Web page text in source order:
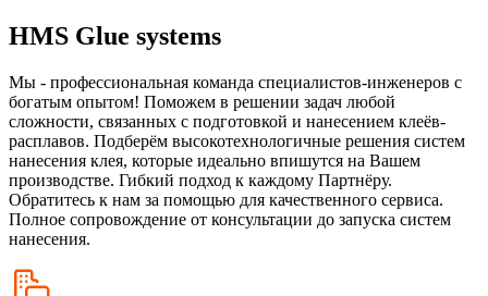
HMS Glue systems
Мы - профессиональная команда специалистов-инженеров с
богатым опытом! Поможем в решении задач любой
сложности, связанных с подготовкой и нанесением клеёв-
расплавов. Подберём высокотехнологичные решения систем
нанесения клея, которые идеально впишутся на Вашем
производстве. Гибкий подход к каждому Партнёру.
Обратитесь к нам за помощью для качественного сервиса.
Полное сопровождение от консультации до запуска систем
нанесения.